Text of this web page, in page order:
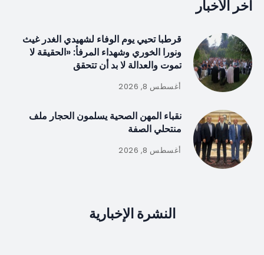
آخر الأخبار
قرطبا تحيي يوم الوفاء لشهيدي الغدر غيث
ونورا الخوري وشهداء المرفأ: «الحقيقة لا
تموت والعدالة لا بد أن تتحقق
أغسطس 8, 2026
نقباء المهن الصحية يسلمون الحجار ملف
منتحلي الصفة
أغسطس 8, 2026
النشرة الإخبارية